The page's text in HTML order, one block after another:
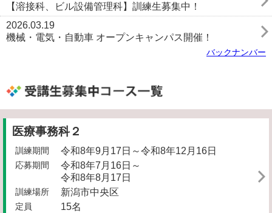
【溶接科、ビル設備管理科】訓練生募集中！
2026.03.19
機械・電気・自動車 オープンキャンパス開催！
バックナンバー
医療事務科２
訓練期間 令和8年9月17日～令和8年12月16日
応募期間
令和8年7月16日～
令和8年8月17日
訓練場所 新潟市中央区
定員 15名